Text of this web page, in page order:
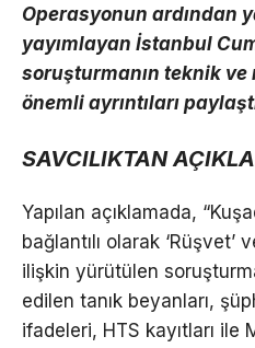
Operasyonun ardından
yayımlayan İstanbul
soruşturmanın teknik
önemli ayrıntıları
SAVCILIKTAN
Yapılan açıklamada,
bağlantılı olarak ‘Rüşvet’
ilişkin yürütülen
edilen tanık beyanları,
ifadeleri, HTS kayıtları ile